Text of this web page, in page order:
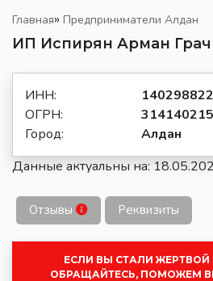
Главная» Предприниматели Алдан
ИП Испирян Арман
ИНН:
ОГРН:
Город:
Алдан
Данные актуальны на:
Отзывы Реквизиты
ЕСЛИ ВЫ СТАЛИ
ОБРАЩАЙТЕСЬ, ПОМОЖЕМ